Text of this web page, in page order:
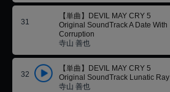
31
【単曲】DEVIL MAY CRY 5
Original SoundTrack A Date With
Corruption
寺山 善也
32
【単曲】DEVIL MAY CRY 5
Original SoundTrack Lunatic Ray
寺山 善也